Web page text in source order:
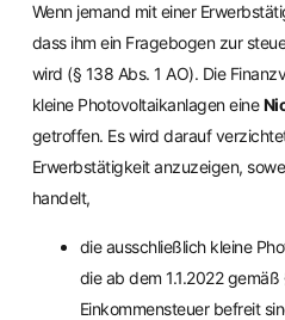
Wenn jemand mit einer
dass ihm ein Fragebogen zur
wird (§ 138 Abs. 1 AO). Die
kleine Photovoltaikanlagen eine
getroffen. Es wird darauf
Erwerbstätigkeit anzuzeigen,
handelt,
die ausschließlich kleine
die ab dem 1.1.2022
Einkommensteuer befreit